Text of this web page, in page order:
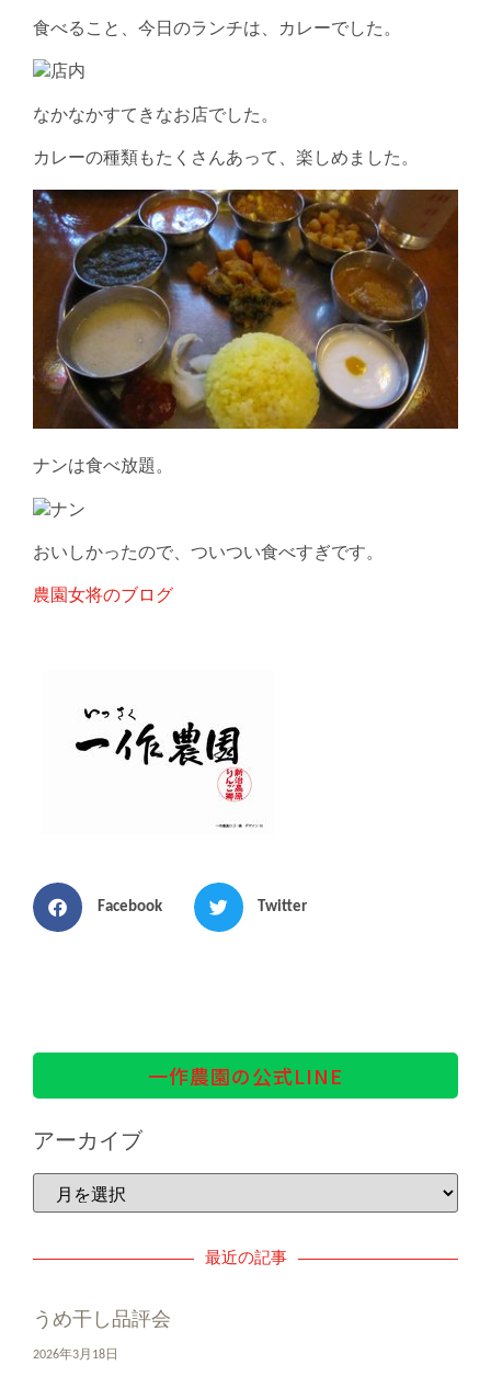
食べること、今日のランチは、カレーでした。
なかなかすてきなお店でした。
カレーの種類もたくさんあって、楽しめました。
ナンは食べ放題。
おいしかったので、ついつい食べすぎです。
農園女将のブログ
Facebook Twitter
一作農園の公式LINE
アーカイブ
最近の記事
うめ干し品評会
2026年3月18日